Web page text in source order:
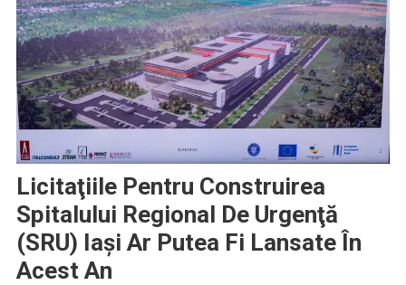
Licitaţiile Pentru Construirea
Spitalului Regional De Urgenţă
(SRU) Iaşi Ar Putea Fi Lansate În
Acest An